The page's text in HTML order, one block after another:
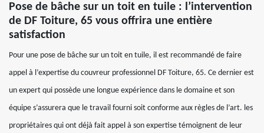
Pose de bâche sur un toit en tuile : l’intervention
de DF Toiture, 65 vous offrira une entière
satisfaction
Pour une pose de bâche sur un toit en tuile, il est recommandé de faire
appel à l’expertise du couvreur professionnel DF Toiture, 65. Ce dernier est
un expert qui possède une longue expérience dans le domaine et son
équipe s’assurera que le travail fourni soit conforme aux règles de l’art. les
propriétaires qui ont déjà fait appel à son expertise témoignent de leur